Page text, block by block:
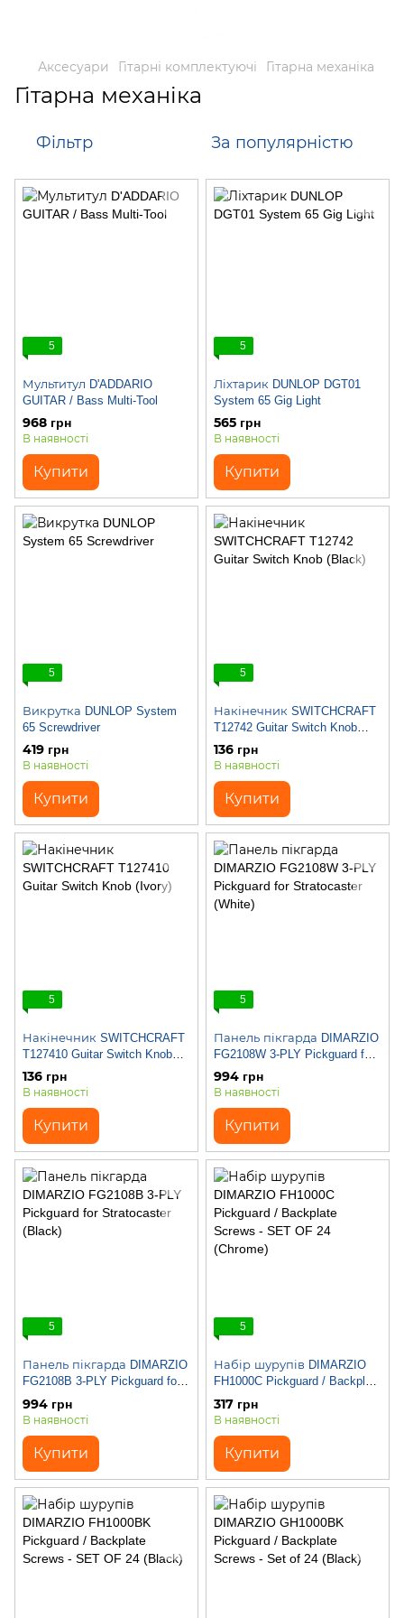
Аксесуари Гітарні комплектуючі Гітарна механіка
Гітарна механіка
Фільтр За популярністю
5
Мультитул D'ADDARIO
GUITAR / Bass Multi-Tool
968 грн
В наявності
Купити
5
Ліхтарик DUNLOP DGT01
System 65 Gig Light
565 грн
В наявності
Купити
5
Викрутка DUNLOP System
65 Screwdriver
419 грн
В наявності
Купити
5
Накінечник SWITCHCRAFT
T12742 Guitar Switch Knob
(Black)
136 грн
В наявності
Купити
5
Накінечник SWITCHCRAFT
T127410 Guitar Switch Knob
(Ivory)
136 грн
В наявності
Купити
5
Панель пікгарда DIMARZIO
FG2108W 3-PLY Pickguard for
Stratocaster (White)
994 грн
В наявності
Купити
5
Панель пікгарда DIMARZIO
FG2108B 3-PLY Pickguard for
Stratocaster (Black)
994 грн
В наявності
Купити
5
Набір шурупів DIMARZIO
FH1000C Pickguard / Backplate
Screws - SET OF 24 (Chrome)
317 грн
В наявності
Купити